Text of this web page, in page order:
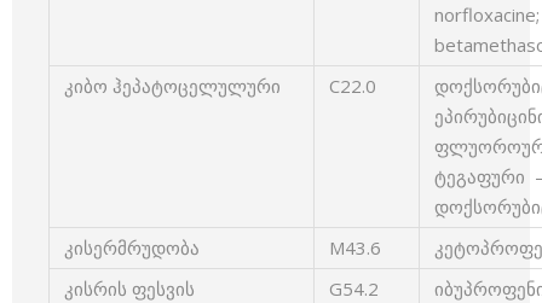
კიბო ჰეპატოცელულური
C22.0
ტეგაფური
კისერმრუდობა
M43.6
კისრის ფესვის
G54.2